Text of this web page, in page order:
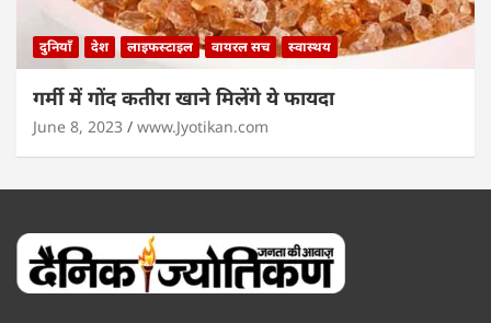
दुनियाँ देश लाइफस्टाइल वायरल सच स्वास्थय
गर्मी में गोंद कतीरा खाने मिलेंगे ये फायदा
June 8, 2023 www.Jyotikan.com